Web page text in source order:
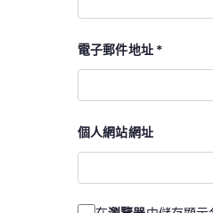
電子郵件地址 *
個人網站網址